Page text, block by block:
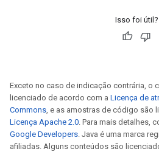
Isso foi útil?
Exceto no caso de indicação contrária, o
licenciado de acordo com a Licença de
Commons, e as amostras de código são
Licença Apache 2.0. Para mais detalhes,
Google Developers. Java é uma marca
afiliadas. Alguns conteúdos são